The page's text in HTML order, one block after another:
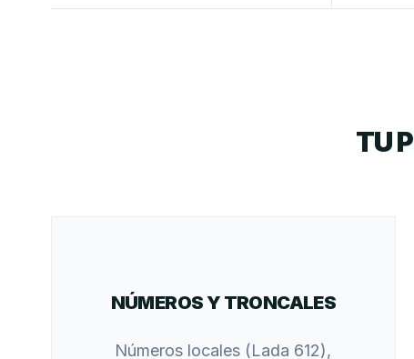
TU
NÚMEROS Y TRONCALES
Números locales (Lada 612),